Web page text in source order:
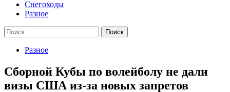
Снегоходы
Разное
Найти:
Разное
Сборной Кубы по волейболу не дали
визы США из-за новых запретов